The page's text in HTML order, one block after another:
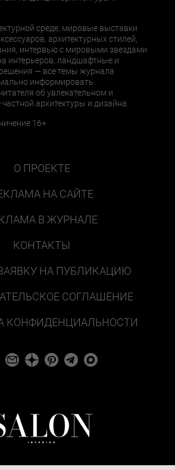
среде, мировые выставки
архитектурных стилей,
интервью с мировыми звездами
интерьеров, ландшафтные и
— все темы журнала
информировать
об увлекательном и
архитектуры и дизайна.
16+
О ПРОЕКТЕ
НА САЙТЕ
В ЖУРНАЛЕ
КОНТАКТЫ
НА ПУБЛИКАЦИЮ
СОГЛАШЕНИЕ
КОНФИДЕНЦИАЛЬНОСТИ